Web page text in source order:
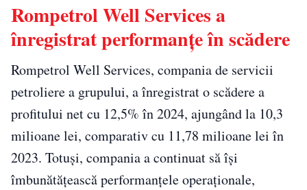
Rompetrol Well Services a
înregistrat performanțe în scădere
Rompetrol Well Services, compania de servicii
petroliere a grupului, a înregistrat o scădere a
profitului net cu 12,5% în 2024, ajungând la 10,3
milioane lei, comparativ cu 11,78 milioane lei în
2023. Totuși, compania a continuat să își
îmbunătățească performanțele operaționale,